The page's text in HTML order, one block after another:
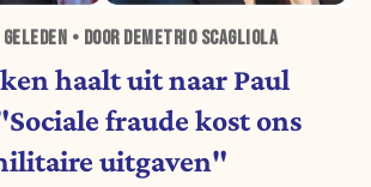
GELEDEN • DOOR DEMETRIO SCAGLIOLA
haalt uit naar Paul
fraude kost ons
uitgaven"